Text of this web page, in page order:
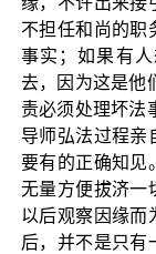
不担任和尚的职
事实；如果有
去，因为这是他
责必须处理坏法
导师弘法过程亲
要有的正确知见
无量方便拔济一
以后观察因缘而
后，并不是只有